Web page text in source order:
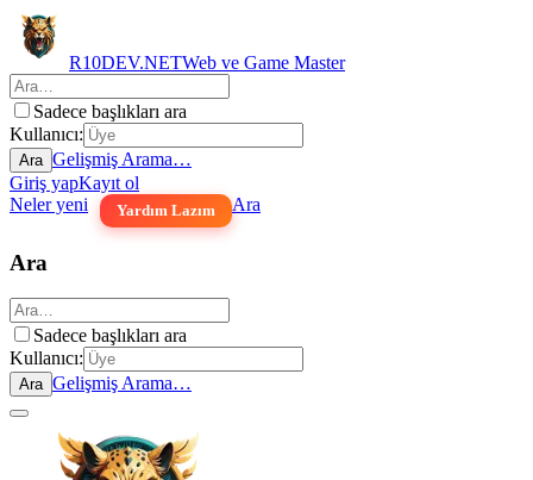
R10DEV.NETWeb ve Game Master
Sadece başlıkları ara
Kullanıcı:
Ara Gelişmiş Arama…
Giriş yapKayıt ol
Neler yeni
Yardım Lazım Ara
Ara
Sadece başlıkları ara
Kullanıcı:
Ara Gelişmiş Arama…